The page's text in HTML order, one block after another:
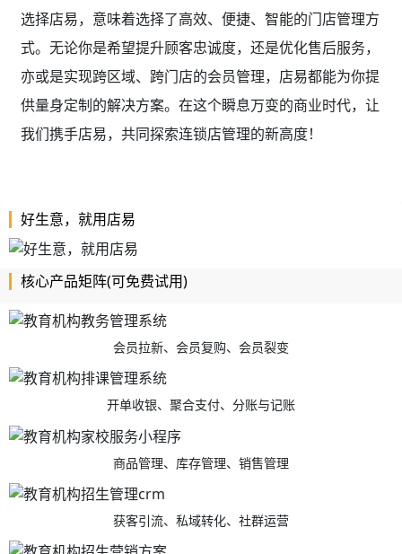
选择店易，意味着选择了高效、便捷、智能的门店管理方
式。无论你是希望提升顾客忠诚度，还是优化售后服务，
亦或是实现跨区域、跨门店的会员管理，店易都能为你提
供量身定制的解决方案。在这个瞬息万变的商业时代，让
我们携手店易，共同探索连锁店管理的新高度！
好生意，就用店易
核心产品矩阵(可免费试用)
会员拉新、会员复购、会员裂变
开单收银、聚合支付、分账与记账
商品管理、库存管理、销售管理
获客引流、私域转化、社群运营